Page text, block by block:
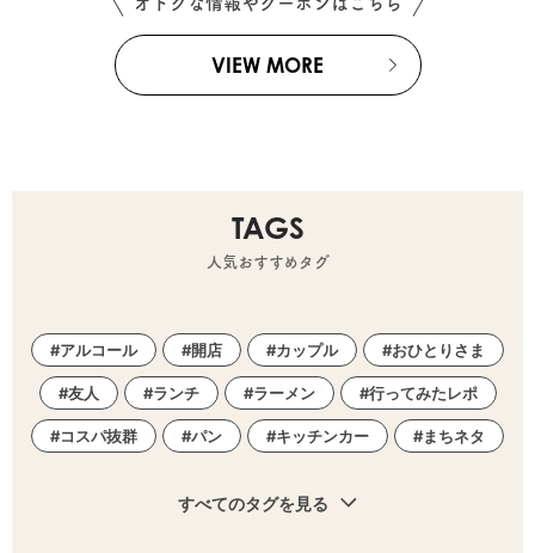
VIEW MORE
TAGS
人気おすすめタグ
アルコール 開店 カップル おひとりさま
友人 ランチ ラーメン 行ってみたレポ
コスパ抜群 パン キッチンカー まちネタ
すべてのタグを見る